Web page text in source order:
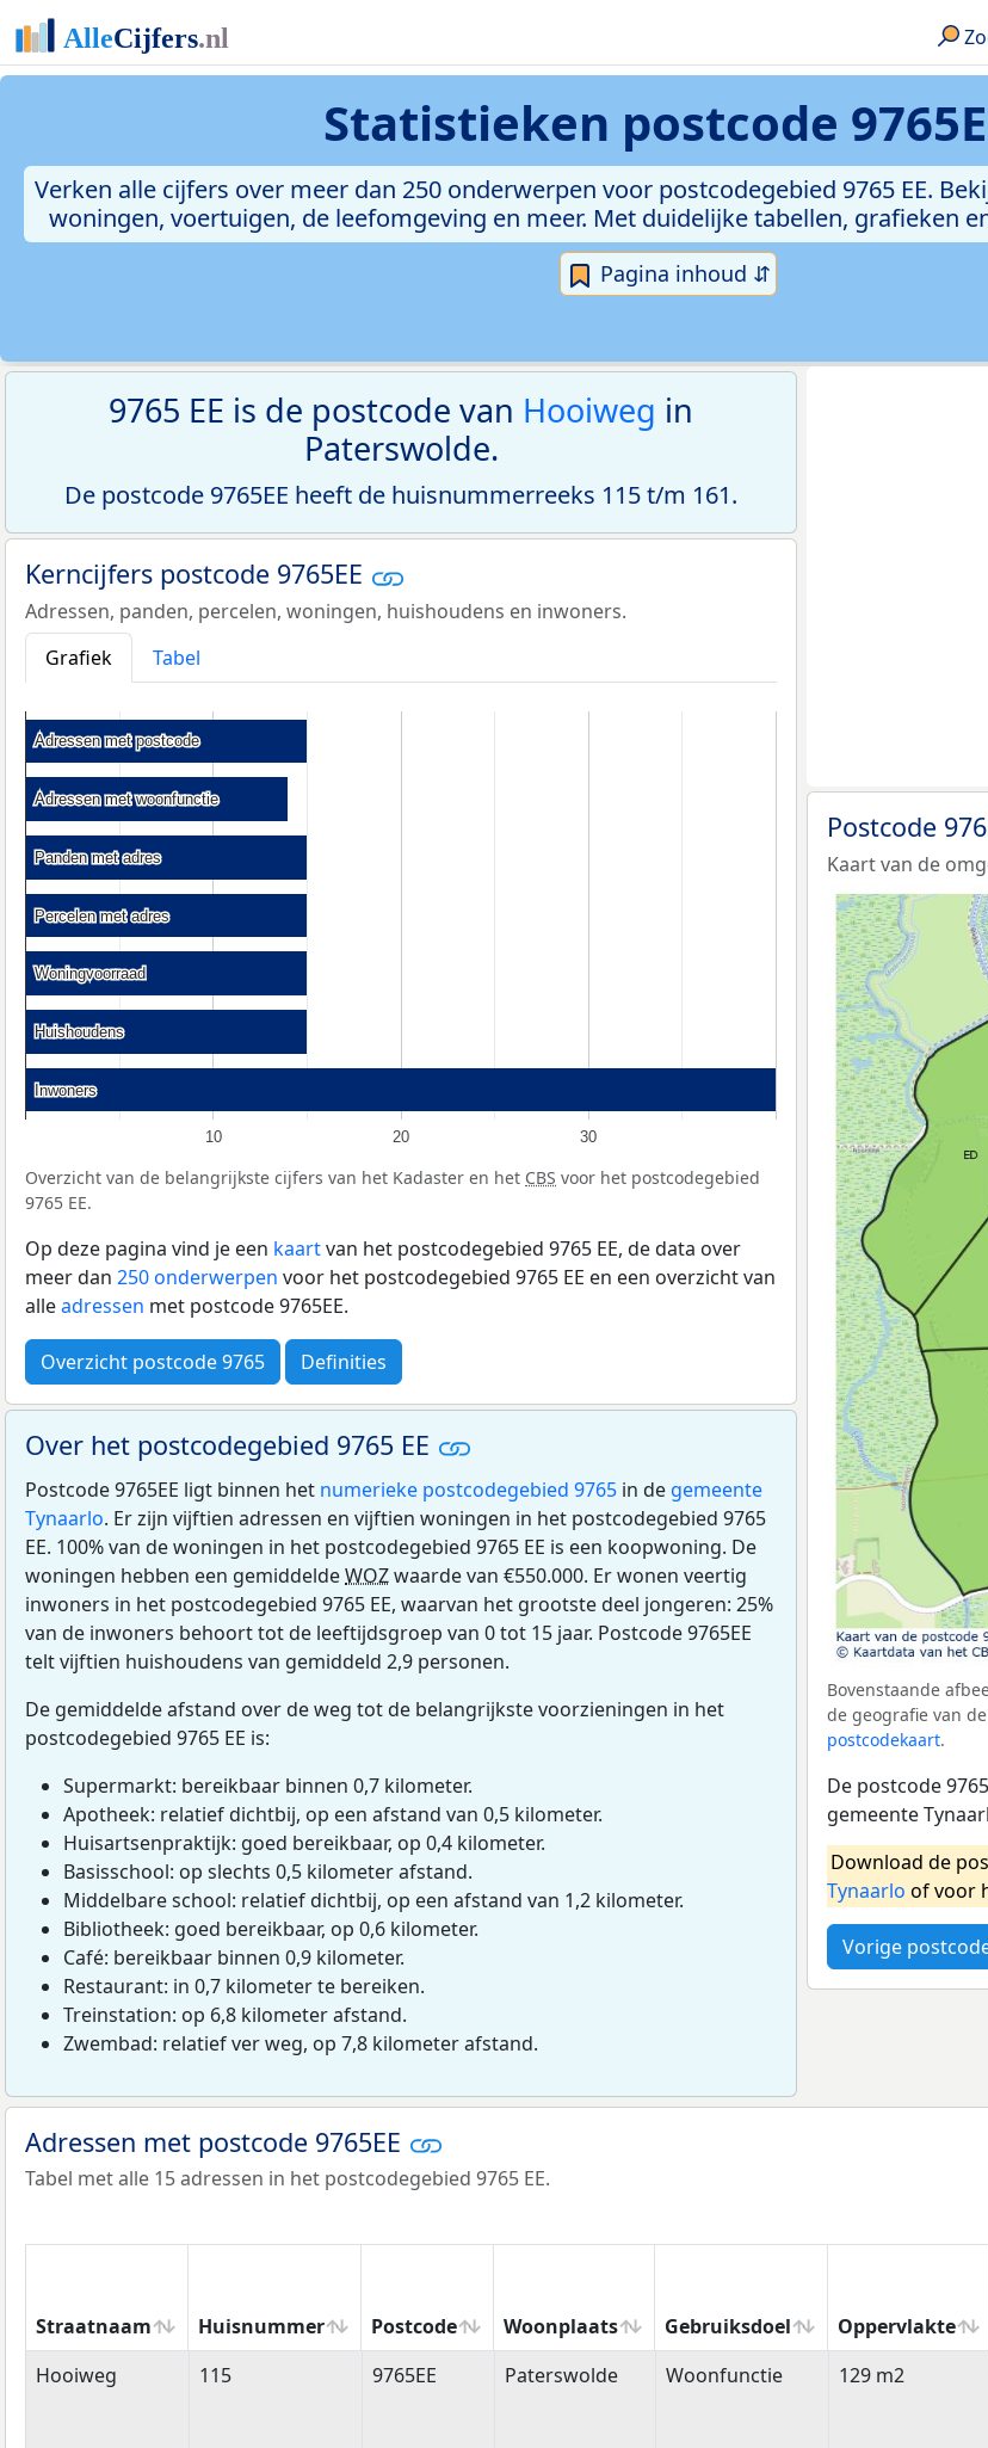
Statistieken postcode
Verken alle cijfers over meer dan 250 onderwerpen voor postcodegebied 9765 EE.
woningen, voertuigen, de leefomgeving en meer. Met duidelijke tabellen, grafieken
Pagina inhoud ⇵
9765 EE is de postcode van Hooiweg in
Paterswolde.
De postcode 9765EE heeft de huisnummerreeks 115 t/m 161.
Kerncijfers postcode 9765EE
Adressen, panden, percelen, woningen, huishoudens en inwoners.
Grafiek
Tabel
10 20 30
Adressen met postcode
Adressen met postcode
Adressen met woonfunctie
Adressen met woonfunctie
Panden met adres
Panden met adres
Percelen met adres
Percelen met adres
Woningvoorraad
Woningvoorraad
Huishoudens
Huishoudens
Inwoners
Inwoners
Overzicht van de belangrijkste cijfers van het Kadaster en het CBS voor het postcodegebied
9765 EE.
Op deze pagina vind je een kaartvan het postcodegebied 9765 EE, de data over
meer dan 250 onderwerpen voor het postcodegebied 9765 EE en een overzicht van
alleadressen met postcode 9765EE.
Overzicht postcode 9765 Definities
Over het postcodegebied 9765 EE
Postcode 9765EE ligt binnen het numerieke postcodegebied 9765 in de gemeente
Tynaarlo. Er zijn vijftien adressen en vijftien woningen in het postcodegebied 9765
EE. 100% van de woningen in het postcodegebied 9765 EE is een koopwoning. De
woningen hebben een gemiddeldeWOZwaarde van €550.000. Er wonen veertig
inwoners in het postcodegebied 9765 EE, waarvan het grootste deel jongeren: 25%
van de inwoners behoort tot de leeftijdsgroep van 0 tot 15 jaar. Postcode 9765EE
telt vijftien huishoudens van gemiddeld 2,9 personen.
De gemiddelde afstand over de weg tot de belangrijkste voorzieningen in het
postcodegebied 9765 EE is:
Supermarkt: bereikbaar binnen 0,7 kilometer.
Apotheek: relatief dichtbij, op een afstand van 0,5 kilometer.
Huisartsenpraktijk: goed bereikbaar, op 0,4 kilometer.
Basisschool: op slechts 0,5 kilometer afstand.
Middelbare school: relatief dichtbij, op een afstand van 1,2 kilometer.
Bibliotheek: goed bereikbaar, op 0,6 kilometer.
Café: bereikbaar binnen 0,9 kilometer.
Restaurant: in 0,7 kilometer te bereiken.
Treinstation: op 6,8 kilometer afstand.
Zwembad: relatief ver weg, op 7,8 kilometer afstand.
Postcode
Kaart van de
Bovenstaande
de geografie van de
postcodekaart.
De postcode
gemeente
Download de
Tynaarlo of voor
Vorige
Adressen met postcode 9765EE
Tabel met alle 15 adressen in het postcodegebied 9765 EE.
Straatnaam Huisnummer Postcode Woonplaats Gebruiksdoel Oppervlakte
Straatnaam
Huisnummer Postcode Woonplaats Gebruiksdoel Oppervlakte
Hooiweg 115 9765EE Paterswolde Woonfunctie 129 m2